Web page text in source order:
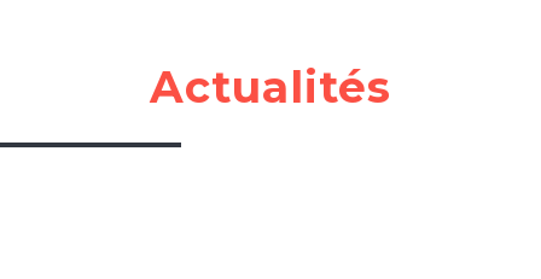
Actualités